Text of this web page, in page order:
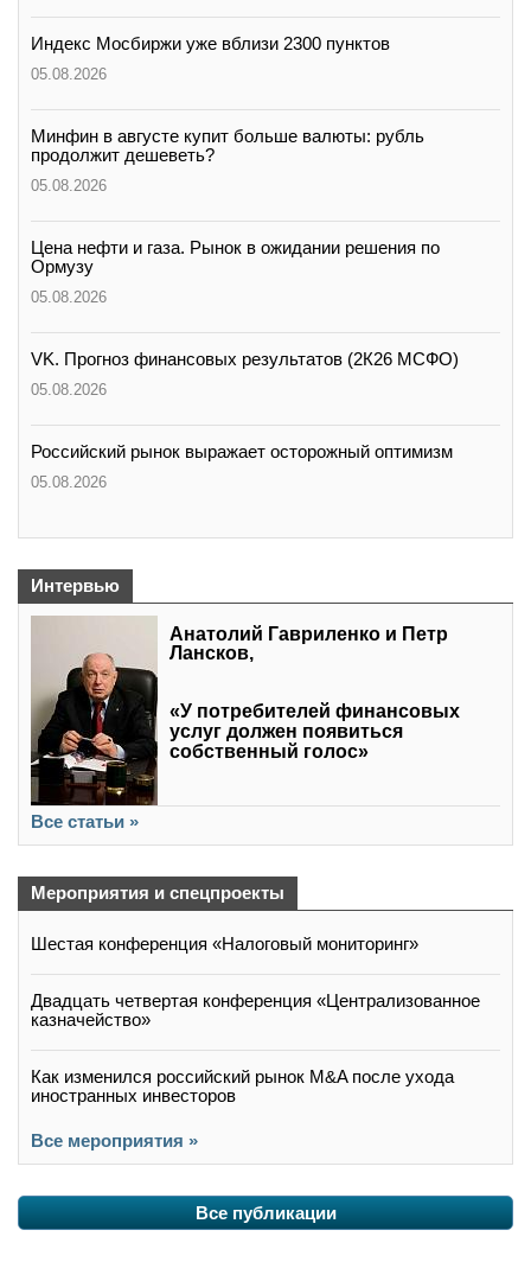
Индекс Мосбиржи уже вблизи 2300 пунктов
05.08.2026
Минфин в августе купит больше валюты: рубль
продолжит дешеветь?
05.08.2026
Цена нефти и газа. Рынок в ожидании решения по
Ормузу
05.08.2026
VK. Прогноз финансовых результатов (2К26 МСФО)
05.08.2026
Российский рынок выражает осторожный оптимизм
05.08.2026
Интервью
Анатолий Гавриленко и Петр
Лансков,
«У потребителей финансовых
услуг должен появиться
собственный голос»
Все статьи »
Мероприятия и спецпроекты
Шестая конференция «Налоговый мониторинг»
Двадцать четвертая конференция «Централизованное
казначейство»
Как изменился российский рынок M&A после ухода
иностранных инвесторов
Все мероприятия »
Все публикации